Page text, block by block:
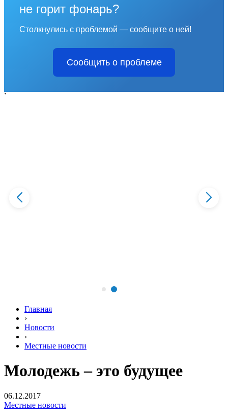
не горит фонарь?
Столкнулись с проблемой — сообщите о ней!
Сообщить о проблеме
`
Главная
›
Новости
›
Местные новости
Молодежь – это будущее
06.12.2017
Местные новости